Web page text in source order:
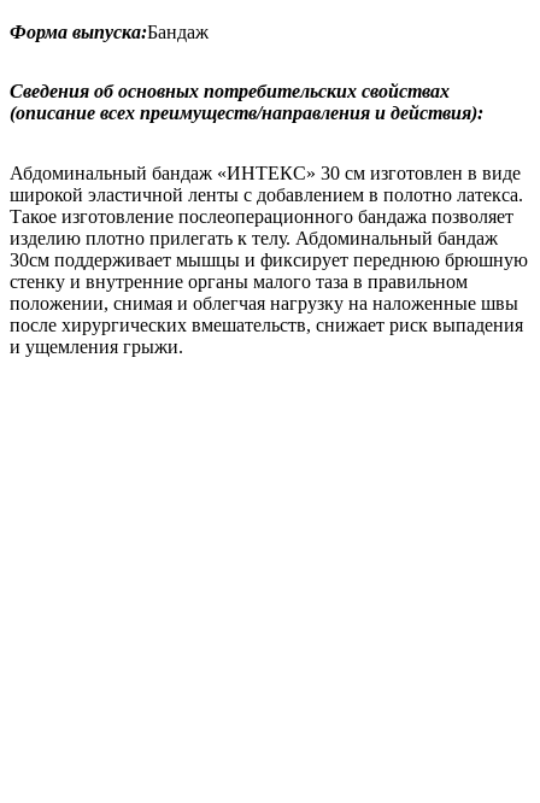
Форма выпуска:Бандаж
Сведения об основных потребительских свойствах
(описание всех преимуществ/направления и действия):
Абдоминальный бандаж «ИНТЕКС» 30 см изготовлен в виде
широкой эластичной ленты с добавлением в полотно латекса.
Такое изготовление послеоперационного бандажа позволяет
изделию плотно прилегать к телу. Абдоминальный бандаж
30см поддерживает мышцы и фиксирует переднюю брюшную
стенку и внутренние органы малого таза в правильном
положении, снимая и облегчая нагрузку на наложенные швы
после хирургических вмешательств, снижает риск выпадения
и ущемления грыжи.